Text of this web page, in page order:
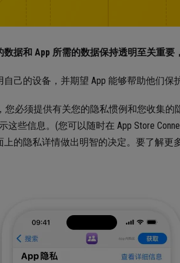
据和 App 所需的数据保持透明至关重要
己的设备，并期望 App 能够帮助他们保
您必须提供有关您的隐私惯例和您收集
这些信息。(您可以随时在 App Store
的隐私详情做出明智的决定。要了解更